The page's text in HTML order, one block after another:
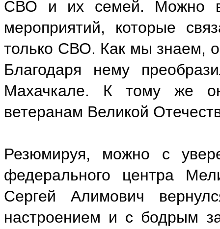
СВО и их семей. Можно
мероприятий, которые
только СВО. Как мы знаем,
Благодаря нему
Махачкале. К тому же он
ветеранам Великой
Резюмируя, можно с
федерального центра
Сергей Алимович
настроением и с бодрым